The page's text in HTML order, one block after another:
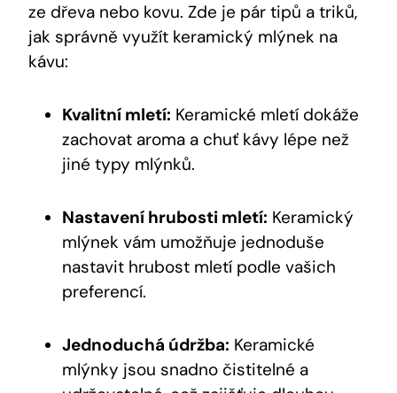
ze dřeva nebo kovu. Zde je pár tipů a triků,
jak správně využít keramický mlýnek na
kávu:
Kvalitní mletí: Keramické mletí dokáže
zachovat aroma a chuť kávy lépe než
jiné typy mlýnků.
Nastavení hrubosti mletí: Keramický
mlýnek vám umožňuje jednoduše
nastavit hrubost mletí podle vašich
preferencí.
Jednoduchá údržba: Keramické
mlýnky jsou snadno čistitelné a